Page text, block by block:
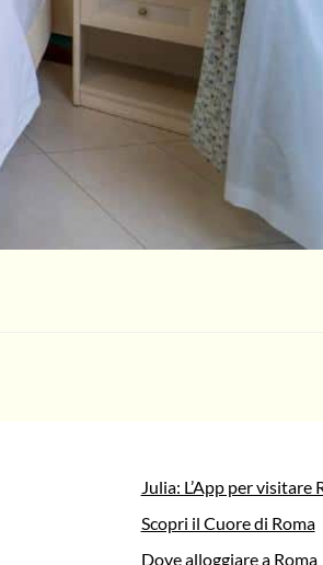
Julia: L’App per visitare
Scopri il Cuore di Roma
Dove alloggiare a Roma